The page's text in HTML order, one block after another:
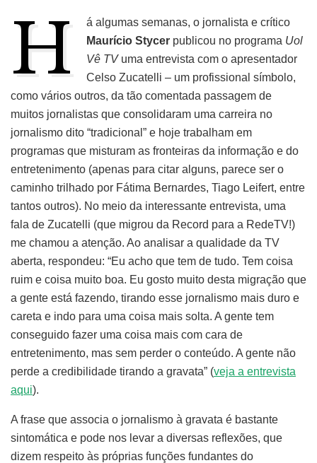
H
á algumas semanas, o jornalista e crítico
Maurício Stycer publicou no programa Uol
Vê TVuma entrevista com o apresentador
Celso Zucatelli – um profissional símbolo,
como vários outros, da tão comentada passagem de
muitos jornalistas que consolidaram uma carreira no
jornalismo dito “tradicional” e hoje trabalham em
programas que misturam as fronteiras da informação e do
entretenimento (apenas para citar alguns, parece ser o
caminho trilhado por Fátima Bernardes, Tiago Leifert, entre
tantos outros). No meio da interessante entrevista, uma
fala de Zucatelli (que migrou da Record para a RedeTV!)
me chamou a atenção. Ao analisar a qualidade da TV
aberta, respondeu: “Eu acho que tem de tudo. Tem coisa
ruim e coisa muito boa. Eu gosto muito desta migração que
a gente está fazendo, tirando esse jornalismo mais duro e
careta e indo para uma coisa mais solta. A gente tem
conseguido fazer uma coisa mais com cara de
entretenimento, mas sem perder o conteúdo. A gente não
perde a credibilidade tirando a gravata” (veja a entrevista
aqui).
A frase que associa o jornalismo à gravata é bastante
sintomática e pode nos levar a diversas reflexões, que
dizem respeito às próprias funções fundantes do